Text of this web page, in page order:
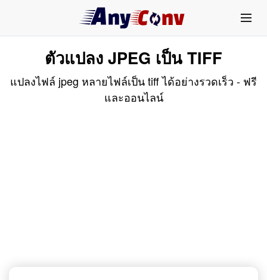
ตัวแปลง JPEG เป็น TIFF
แปลงไฟล์ jpeg หลายไฟล์เป็น tiff ได้อย่างรวดเร็ว - ฟรี
และออนไลน์